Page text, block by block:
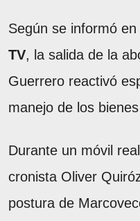
Según se informó en
TV, la salida de la
Guerrero reactivó
manejo de los
Durante un móvil
cronista Oliver
postura de